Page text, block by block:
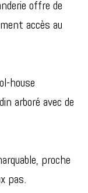
offre de
accès au
house
arboré avec de
proche
pas.